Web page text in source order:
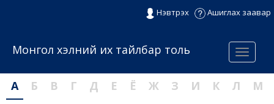
Нэвтрэх Ашиглах заавар
Menu
Монгол хэлний их тайлбар толь
А Б В Г Д Е Ё Ж З И К Л
М